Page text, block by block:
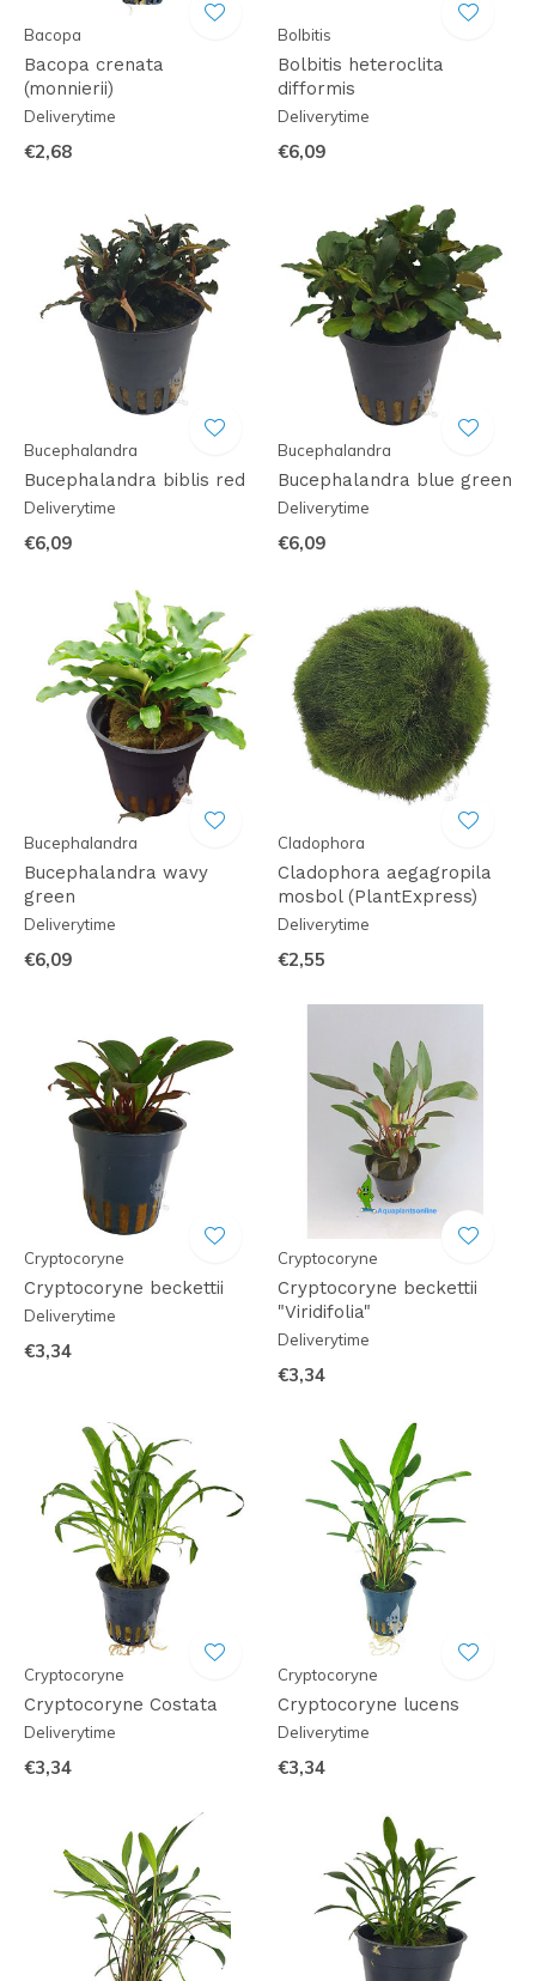
Bacopa
Bacopa crenata
(monnierii)
Deliverytime
€2,68
Bolbitis
Bolbitis heteroclita
difformis
Deliverytime
€6,09
Bucephalandra
Bucephalandra biblis red
Deliverytime
€6,09
Bucephalandra
Bucephalandra blue green
Deliverytime
€6,09
Bucephalandra
Bucephalandra wavy
green
Deliverytime
€6,09
Cladophora
Cladophora aegagropila
mosbol (PlantExpress)
Deliverytime
€2,55
Cryptocoryne
Cryptocoryne beckettii
Deliverytime
€3,34
Cryptocoryne
Cryptocoryne beckettii
"Viridifolia"
Deliverytime
€3,34
Cryptocoryne
Cryptocoryne Costata
Deliverytime
€3,34
Cryptocoryne
Cryptocoryne lucens
Deliverytime
€3,34